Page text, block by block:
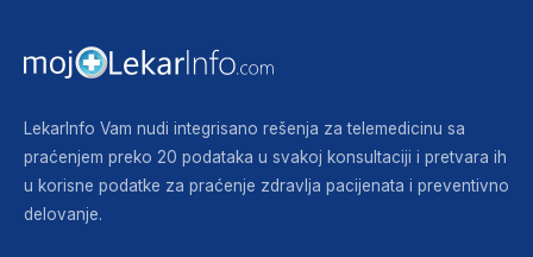
LekarInfo Vam nudi integrisano rešenja za telemedicinu sa
praćenjem preko 20 podataka u svakoj konsultaciji i pretvara ih
u korisne podatke za praćenje zdravlja pacijenata i preventivno
delovanje.